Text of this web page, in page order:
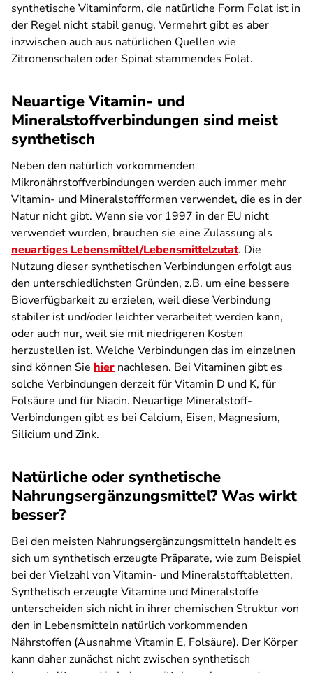
synthetische Vitaminform, die natürliche Form Folat ist in
der Regel nicht stabil genug. Vermehrt gibt es aber
inzwischen auch aus natürlichen Quellen wie
Zitronenschalen oder Spinat stammendes Folat.
Neuartige Vitamin- und
Mineralstoffverbindungen sind meist
synthetisch
Neben den natürlich vorkommenden
Mikronährstoffverbindungen werden auch immer mehr
Vitamin- und Mineralstoffformen verwendet, die es in der
Natur nicht gibt. Wenn sie vor 1997 in der EU nicht
verwendet wurden, brauchen sie eine Zulassung als
neuartiges Lebensmittel/Lebensmittelzutat. Die
Nutzung dieser synthetischen Verbindungen erfolgt aus
den unterschiedlichsten Gründen, z.B. um eine bessere
Bioverfügbarkeit zu erzielen, weil diese Verbindung
stabiler ist und/oder leichter verarbeitet werden kann,
oder auch nur, weil sie mit niedrigeren Kosten
herzustellen ist. Welche Verbindungen das im einzelnen
sind können Sie hier nachlesen. Bei Vitaminen gibt es
solche Verbindungen derzeit für Vitamin D und K, für
Folsäure und für Niacin. Neuartige Mineralstoff-
Verbindungen gibt es bei Calcium, Eisen, Magnesium,
Silicium und Zink.
Natürliche oder synthetische
Nahrungsergänzungsmittel? Was wirkt
besser?
Bei den meisten Nahrungsergänzungsmitteln handelt es
sich um synthetisch erzeugte Präparate, wie zum Beispiel
bei der Vielzahl von Vitamin- und Mineralstofftabletten.
Synthetisch erzeugte Vitamine und Mineralstoffe
unterscheiden sich nicht in ihrer chemischen Struktur von
den in Lebensmitteln natürlich vorkommenden
Nährstoffen (Ausnahme Vitamin E, Folsäure). Der Körper
kann daher zunächst nicht zwischen synthetisch